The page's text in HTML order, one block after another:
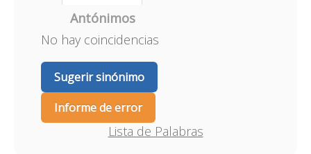
Antónimos
No hay coincidencias
Sugerir sinónimo
Informe de error
Lista de Palabras